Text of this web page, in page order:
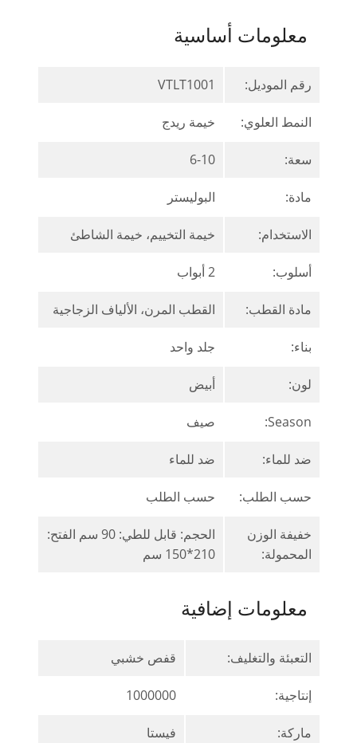
معلومات أساسية
رقم الموديل: VTLT1001
النمط العلوي: خيمة ريدج
سعة: 6-10
مادة: البوليستر
الاستخدام: خيمة التخييم، خيمة الشاطئ
أسلوب: 2 أبواب
مادة القطب: القطب المرن، الألياف الزجاجية
بناء: جلد واحد
لون: أبيض
Season: صيف
ضد للماء: ضد للماء
حسب الطلب: حسب الطلب
خفيفة الوزن
المحمولة:
الحجم: قابل للطي: 90 سم الفتح:
210*150 سم
معلومات إضافية
التعبئة والتغليف: قفص خشبي
إنتاجية: 1000000
ماركة: فيستا